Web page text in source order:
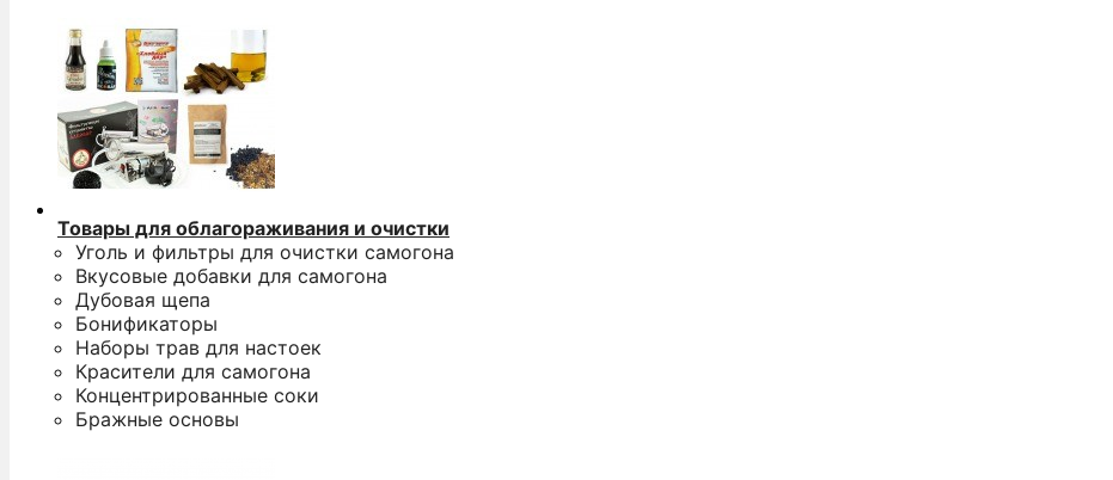
Товары для облагораживания и очистки
Уголь и фильтры для очистки самогона
Вкусовые добавки для самогона
Дубовая щепа
Бонификаторы
Наборы трав для настоек
Красители для самогона
Концентрированные соки
Бражные основы